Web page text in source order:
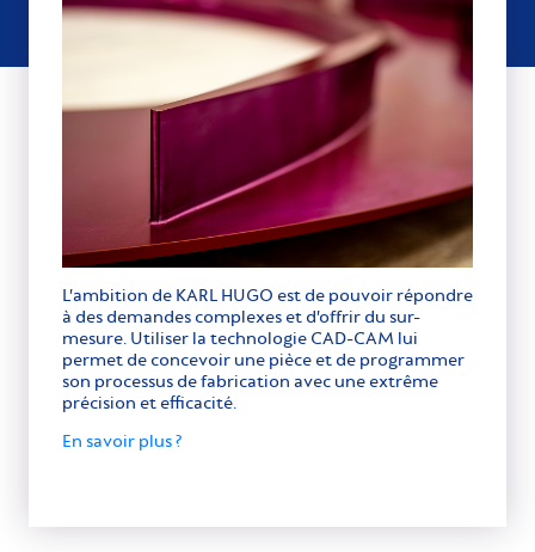
L’ambition de KARL HUGO est de pouvoir répondre
à des demandes complexes et d’offrir du sur-
mesure. Utiliser la technologie CAD-CAM lui
permet de concevoir une pièce et de programmer
son processus de fabrication avec une extrême
précision et efficacité.
En savoir plus ?